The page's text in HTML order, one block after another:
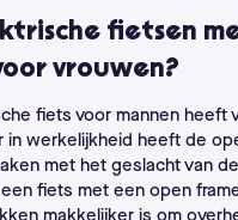
fietsen
vrouwen?
fiets voor mannen heeft
in werkelijkheid heeft de
met het geslacht van
fiets met een open